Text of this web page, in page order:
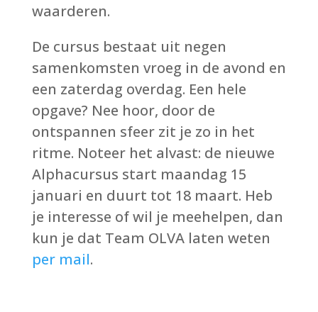
waarderen.
De cursus bestaat uit negen
samenkomsten vroeg in de avond en
een zaterdag overdag. Een hele
opgave? Nee hoor, door de
ontspannen sfeer zit je zo in het
ritme. Noteer het alvast: de nieuwe
Alphacursus start maandag 15
januari en duurt tot 18 maart. Heb
je interesse of wil je meehelpen, dan
kun je dat Team OLVA laten weten
per mail.